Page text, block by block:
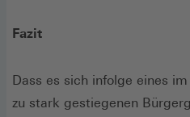
Fazit
Dass es sich infolge eines
zu stark gestiegenen